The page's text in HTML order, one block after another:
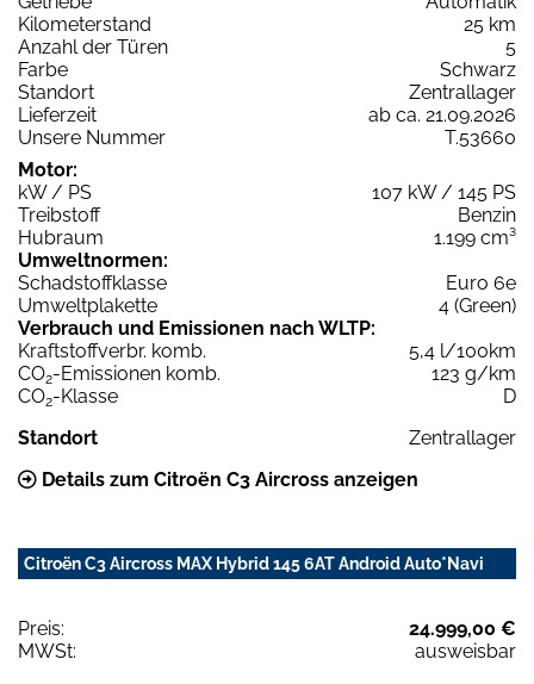
Kilometerstand
25 km
Anzahl der Türen
5
Farbe
Schwarz
Standort
Zentrallager
Lieferzeit
ab ca. 21.09.2026
Unsere Nummer
T.53660
Motor:
kW / PS
107 kW / 145 PS
Treibstoff
Benzin
Hubraum
1.199 cm³
Umweltnormen:
Schadstoffklasse
Euro 6e
Umweltplakette
4 (Green)
Verbrauch und Emissionen nach WLTP:
Kraftstoffverbr. komb.
5,4 l/100km
CO2-Emissionen komb.
123 g/km
CO2-Klasse
D
Standort
Zentrallager
Details zum Citroën C3 Aircross anzeigen
Citroën C3 Aircross MAX Hybrid 145 6AT Android Auto*Navi
Preis:
24.999,00 €
MWSt:
ausweisbar